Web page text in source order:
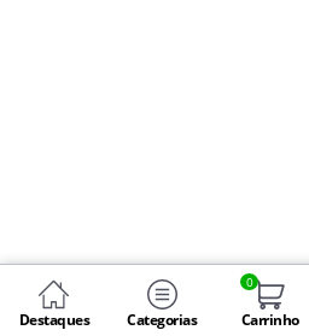
Destaques Categorias
0
Carrinho